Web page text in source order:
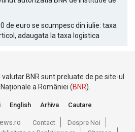
de euro se scumpesc din iulie: taxa
adaugata la taxa logistica
BNR sunt preluate de pe site-ul
a României (BNR).
English Arhiva Cautare
Contact
Despre Noi